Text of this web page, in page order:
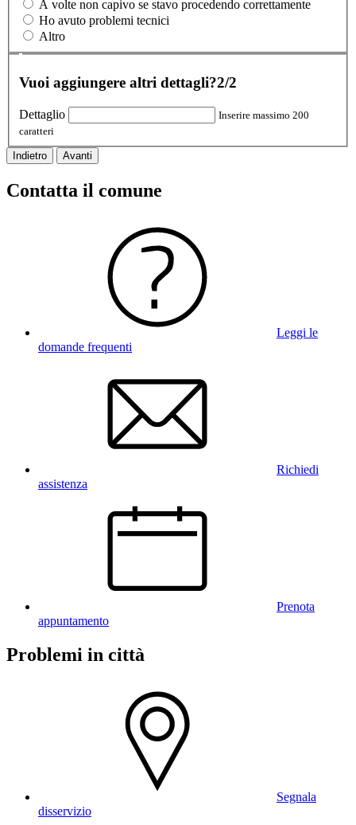
A volte non capivo se stavo procedendo correttamente
Ho avuto problemi tecnici
Altro
Vuoi aggiungere altri dettagli?2/2
Dettaglio
Inserire massimo 200
caratteri
Indietro Avanti
Contatta il comune
Leggi le
domande frequenti
Richiedi
assistenza
Prenota
appuntamento
Problemi in città
Segnala
disservizio